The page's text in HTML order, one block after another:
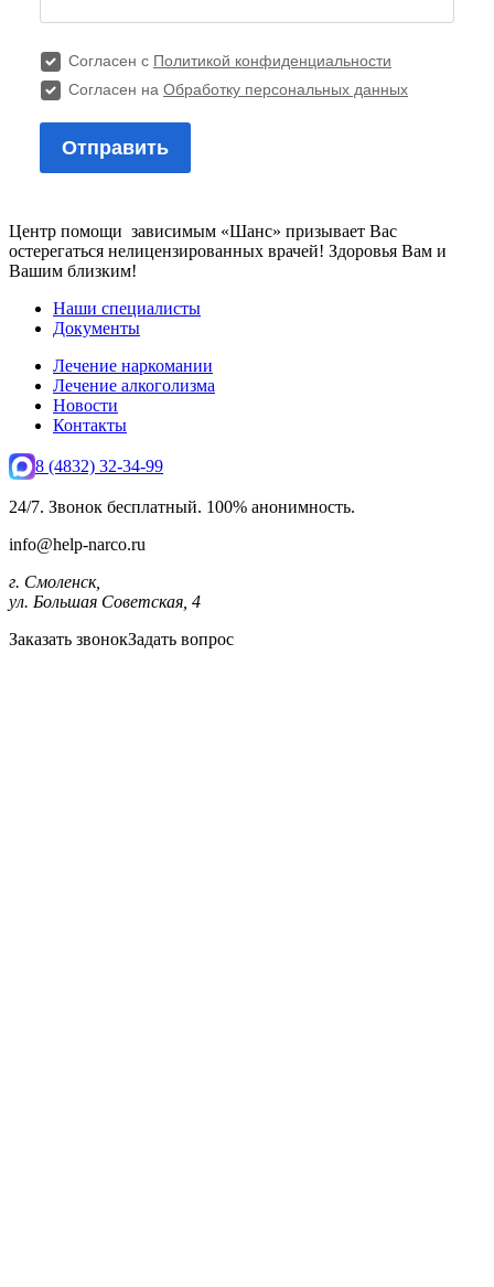
Центр помощи зависимым «Шанс» призывает Вас
остерегаться нелицензированных врачей! Здоровья Вам и
Вашим близким!
Наши специалисты
Документы
Лечение наркомании
Лечение алкоголизма
Новости
Контакты
8 (4832) 32-34-99
24/7. Звонок бесплатный. 100% анонимность.
info@help-narco.ru
г. Смоленск,
ул. Большая Советская, 4
Заказать звонокЗадать вопрос